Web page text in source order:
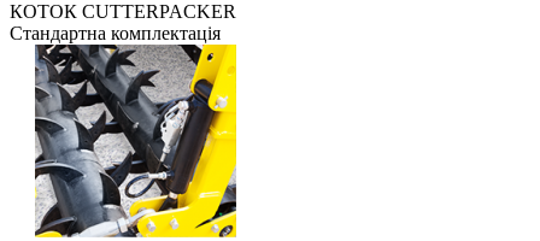
КОТОК CUTTERPACKER
Стандартна комплектація